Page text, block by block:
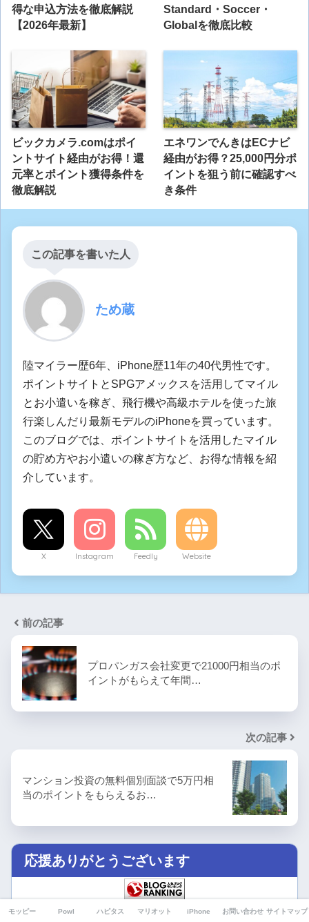
得な申込方法を徹底解説
【2026年最新】
Standard・Soccer・
Globalを徹底比較
ビックカメラ.comはポイ
ントサイト経由がお得！還
元率とポイント獲得条件を
徹底解説
エネワンでんきはECナビ
経由がお得？25,000円分ポ
イントを狙う前に確認すべ
き条件
この記事を書いた人
ため蔵
陸マイラー歴6年、iPhone歴11年の40代男性です。
ポイントサイトとSPGアメックスを活用してマイル
とお小遣いを稼ぎ、飛行機や高級ホテルを使った旅
行楽しんだり最新モデルのiPhoneを買っています。
このブログでは、ポイントサイトを活用したマイル
の貯め方やお小遣いの稼ぎ方など、お得な情報を紹
介しています。
X Instagram Feedly Website
前の記事
プロパンガス会社変更で21000円相当のポ
イントがもらえて年間…
次の記事
マンション投資の無料個別面談で5万円相
当のポイントをもらえるお…
応援ありがとうございます
人気ブログランキング
モッピー Powl ハピタス マリオット iPhone お問い合わせ サイトマップ